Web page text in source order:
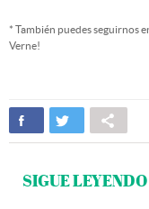
* También puedes seguirnos
Verne!
SIGUE LEYENDO